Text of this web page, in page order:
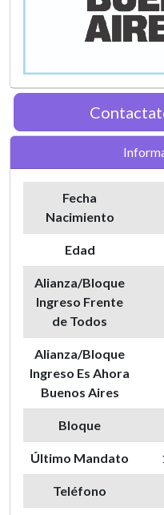
Fecha
Nacimiento
Edad
Alianza/Bloque
Ingreso Frente
de Todos
Alianza/Bloque
Ingreso Es Ahora
Buenos Aires
Bloque
Último Mandato
Teléfono